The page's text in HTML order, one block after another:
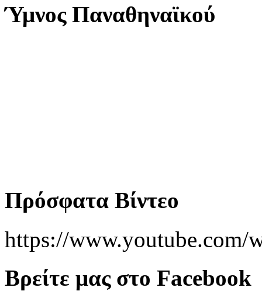
Ύμνος Παναθηναϊκού
Πρόσφατα Βίντεο
https://
Βρείτε μας στο Facebook